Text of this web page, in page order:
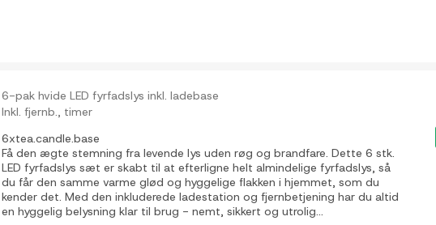
6-pak hvide LED fyrfadslys inkl. ladebase
Inkl. fjernb., timer
6xtea.candle.base
Få den ægte stemning fra levende lys uden røg og brandfare. Dette 6 stk.
LED fyrfadslys sæt er skabt til at efterligne helt almindelige fyrfadslys, så
du får den samme varme glød og hyggelige flakken i hjemmet, som du
kender det. Med den inkluderede ladestation og fjernbetjening har du altid
en hyggelig belysning klar til brug - nemt, sikkert og utrolig...